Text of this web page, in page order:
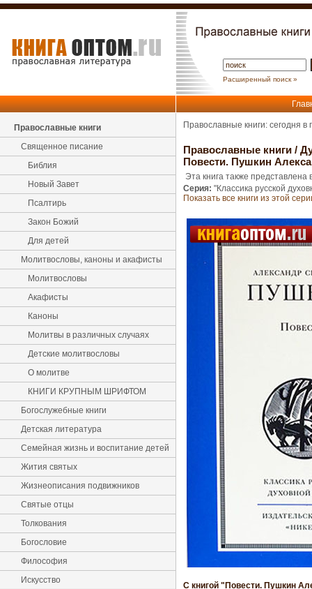
Расширенный поиск »
Православные книги
Священное писание
Библия
Новый Завет
Псалтирь
Закон Божий
Для детей
Молитвословы, каноны и акафисты
Молитвословы
Акафисты
Каноны
Молитвы в различных случаях
Детские молитвословы
О молитве
КНИГИ КРУПНЫМ ШРИФТОМ
Богослужебные книги
Детская литература
Семейная жизнь и воспитание детей
Жития святых
Жизнеописания подвижников
Святые отцы
Толкования
Богословие
Философия
Искусство
Православные книги: сегодня
Православные книги /
Повести. Пушкин
Эта книга также представлена
Серия: "Классика русской
Показать все книги из этой
С книгой "Повести. Пушкин